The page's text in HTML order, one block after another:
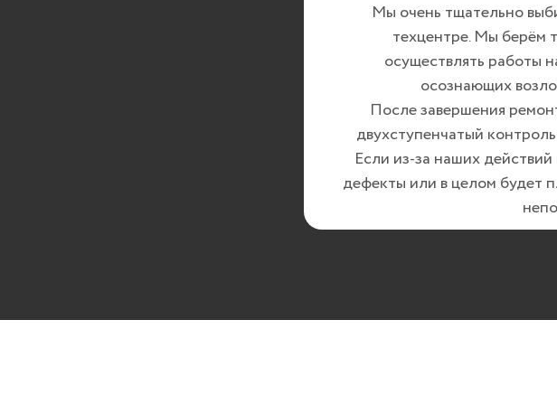
Мы очень тщательно
техцентре. Мы берём
осуществлять работы
осознающих
После завершения
двухступенчатый
Если из-за наших
дефекты или в целом будет